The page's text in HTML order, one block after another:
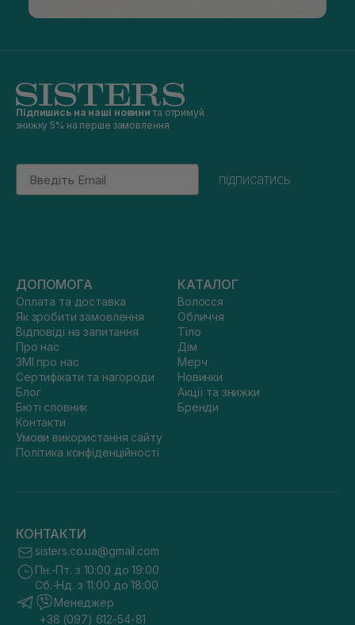
Підпишись на наші новини та отримуй
знижку 5% на перше замовлення
Email
підписатись
ДОПОМОГА
Оплата та доставка
Як зробити замовлення
Відповіді на запитання
Про нас
ЗМІ про нас
Сертифікати та нагороди
Блог
Бюті словник
Контакти
Умови використання сайту
Політика конфіденційності
КАТАЛОГ
Волосся
Обличчя
Тіло
Дім
Мерч
Новинки
Акції та знижки
Бренди
КОНТАКТИ
sisters.co.ua@gmail.com
Пн.-Пт. з 10:00 до 19:00
Сб.-Нд. з 11:00 до 18:00
Менеджер
+38 (097) 612-54-81